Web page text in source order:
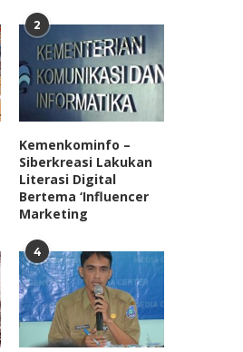
2
Kemenkominfo –
Siberkreasi Lakukan
Literasi Digital
Bertema ‘Influencer
Marketing
4